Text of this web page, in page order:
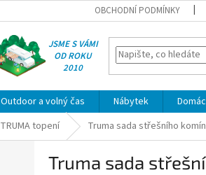
OBCHODNÍ PODMÍNKY
JSME S VÁMI
OD ROKU
2010
Outdoor a volný čas Nábytek
TRUMA topení Truma sada střešního
Truma sada